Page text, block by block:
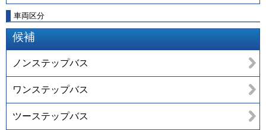
車両区分
候補
ノンステップバス
ワンステップバス
ツーステップバス